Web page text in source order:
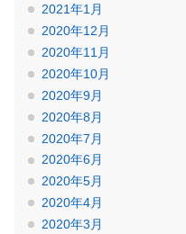
2021年1月
2020年12月
2020年11月
2020年10月
2020年9月
2020年8月
2020年7月
2020年6月
2020年5月
2020年4月
2020年3月